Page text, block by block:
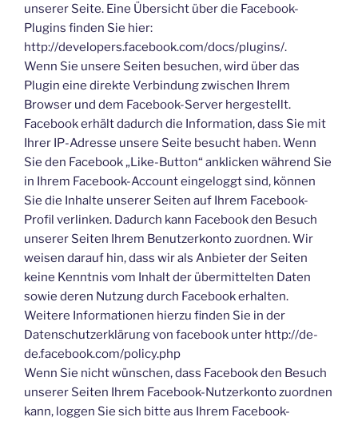
unserer Seite. Eine Übersicht über die Facebook-
Plugins finden Sie hier:
http://developers.facebook.com/docs/plugins/.
Wenn Sie unsere Seiten besuchen, wird über das
Plugin eine direkte Verbindung zwischen Ihrem
Browser und dem Facebook-Server hergestellt.
Facebook erhält dadurch die Information, dass Sie mit
Ihrer IP-Adresse unsere Seite besucht haben. Wenn
Sie den Facebook „Like-Button“ anklicken während Sie
in Ihrem Facebook-Account eingeloggt sind, können
Sie die Inhalte unserer Seiten auf Ihrem Facebook-
Profil verlinken. Dadurch kann Facebook den Besuch
unserer Seiten Ihrem Benutzerkonto zuordnen. Wir
weisen darauf hin, dass wir als Anbieter der Seiten
keine Kenntnis vom Inhalt der übermittelten Daten
sowie deren Nutzung durch Facebook erhalten.
Weitere Informationen hierzu finden Sie in der
Datenschutzerklärung von facebook unter http://de-
de.facebook.com/policy.php
Wenn Sie nicht wünschen, dass Facebook den Besuch
unserer Seiten Ihrem Facebook-Nutzerkonto zuordnen
kann, loggen Sie sich bitte aus Ihrem Facebook-